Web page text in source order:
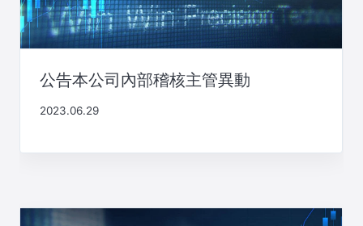
公告本公司內部稽核主管異動
2023.06.29